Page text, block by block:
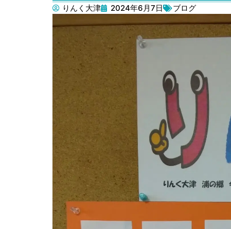
りんく大津 2024年6月7日 ブログ